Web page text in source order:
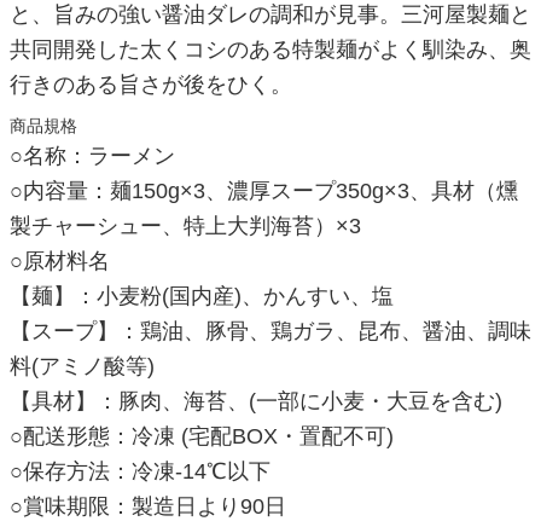
と、旨みの強い醤油ダレの調和が見事。三河屋製麺と
共同開発した太くコシのある特製麺がよく馴染み、奥
行きのある旨さが後をひく。
商品規格
○名称：ラーメン
○内容量：麺150g×3、濃厚スープ350g×3、具材（燻
製チャーシュー、特上大判海苔）×3
○原材料名
【麺】：小麦粉(国内産)、かんすい、塩
【スープ】：鶏油、豚骨、鶏ガラ、昆布、醤油、調味
料(アミノ酸等)
【具材】：豚肉、海苔、(一部に小麦・大豆を含む)
○配送形態：冷凍 (宅配BOX・置配不可)
○保存方法：冷凍-14℃以下
○賞味期限：製造日より90日